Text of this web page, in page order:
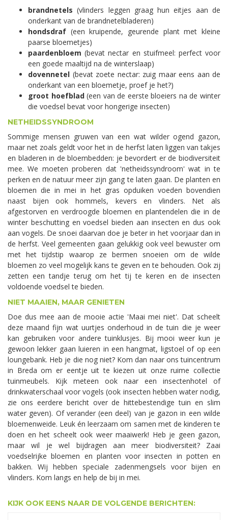
brandnetels (vlinders leggen graag hun eitjes aan de
onderkant van de brandnetelbladeren)
hondsdraf (een kruipende, geurende plant met kleine
paarse bloemetjes)
paardenbloem (bevat nectar en stuifmeel: perfect voor
een goede maaltijd na de winterslaap)
dovennetel (bevat zoete nectar: zuig maar eens aan de
onderkant van een bloemetje, proef je het?)
groot hoefblad(een van de eerste bloeiers na de winter
die voedsel bevat voor hongerige insecten)
NETHEIDSSYNDROOM
Sommige mensen gruwen van een wat wilder ogend gazon,
maar net zoals geldt voor het in de herfst laten liggen van takjes
en bladeren in de bloembedden: je bevordert er de biodiversiteit
mee. We moeten proberen dat 'netheidssyndroom' wat in te
perken en de natuur meer zijn gang te laten gaan. De planten en
bloemen die in mei in het gras opduiken voeden bovendien
naast bijen ook hommels, kevers en vlinders. Net als
afgestorven en verdroogde bloemen en plantendelen die in de
winter beschutting en voedsel bieden aan insecten en dus ook
aan vogels. De snoei daarvan doe je beter in het voorjaar dan in
de herfst. Veel gemeenten gaan gelukkig ook veel bewuster om
met het tijdstip waarop ze bermen snoeien om de wilde
bloemen zo veel mogelijk kans te geven en te behouden. Ook zij
zetten een tandje terug om het tij te keren en de insecten
voldoende voedsel te bieden.
NIET MAAIEN, MAAR GENIETEN
Doe dus mee aan de mooie actie 'Maai mei niet'. Dat scheelt
deze maand fijn wat uurtjes onderhoud in de tuin die je weer
kan gebruiken voor andere tuinklusjes. Bij mooi weer kun je
gewoon lekker gaan luieren in een hangmat, ligstoel of op een
loungebank. Heb je die nog niet? Kom dan naar ons tuincentrum
in Breda om er eentje uit te kiezen uit onze ruime collectie
tuinmeubels. Kijk meteen ook naar een insectenhotel of
drinkwaterschaal voor vogels (ook insecten hebben water nodig,
zie ons eerdere bericht over de hittebestendige tuin en slim
water geven). Of verander (een deel) van je gazon in een wilde
bloemenweide. Leuk én leerzaam om samen met de kinderen te
doen en het scheelt ook weer maaiwerk! Heb je geen gazon,
maar wil je wel bijdragen aan meer biodiversiteit? Zaai
voedselrijke bloemen en planten voor insecten in potten en
bakken. Wij hebben speciale zadenmengsels voor bijen en
vlinders. Kom langs en help de bij in mei.
KIJK OOK EENS NAAR DE VOLGENDE BERICHTEN: